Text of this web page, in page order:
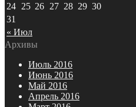
« Июл
24 25 26 27 28 29 30
31
Архивы
Июль 2016
Июнь 2016
Май 2016
Апрель 2016